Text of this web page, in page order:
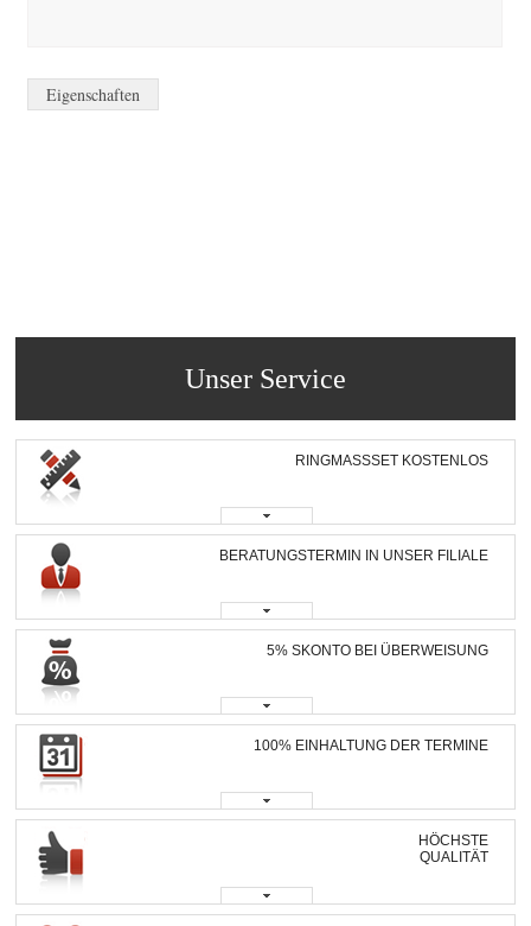
Eigenschaften
Unser Service
RINGMASSSET KOSTENLOS
BERATUNGSTERMIN IN UNSER FILIALE
5% SKONTO BEI ÜBERWEISUNG
100% EINHALTUNG DER TERMINE
HÖCHSTE
QUALITÄT